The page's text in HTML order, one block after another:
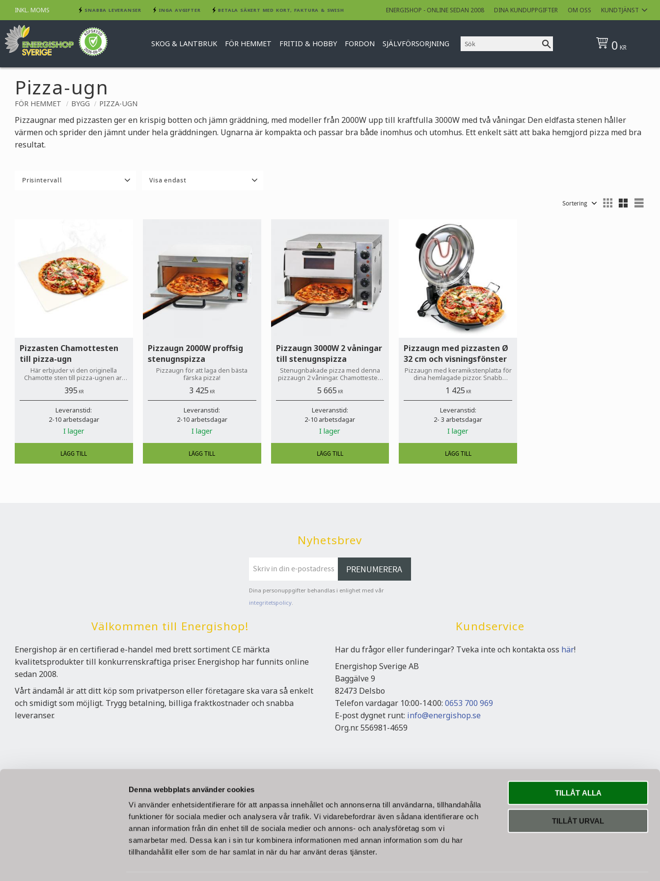
Denna webbplats använder cookies
Vi använder enhetsidentifierare för att anpassa innehållet och annonserna till användarna, tillhandahålla
funktioner för sociala medier och analysera vår trafik. Vi vidarebefordrar även sådana identifierare och
annan information från din enhet till de sociala medier och annons- och analysföretag som vi
samarbetar med. Dessa kan i sin tur kombinera informationen med annan information som du har
tillhandahållit eller som de har samlat in när du har använt deras tjänster.
TILLÅT ALLA
TILLÅT URVAL
INKL. MOMS SNABBA LEVERANSER INGA AVGIFTER BETALA SÄKERT MED KORT, FAKTURA & SWISH ENERGISHOP - ONLINE SEDAN 2008 DINA KUNDUPPGIFTER OM OSS KUNDTJÄNST
SKOG & LANTBRUK FÖR HEMMET FRITID & HOBBY FORDON SJÄLVFÖRSORJNING 0 KR
Pizza-ugn
FÖR HEMMET BYGG PIZZA-UGN
Pizzaugnar med pizzasten ger en krispig botten och jämn gräddning, med modeller från 2000W upp till kraftfulla 3000W med två våningar. Den eldfasta stenen håller
värmen och sprider den jämnt under hela gräddningen. Ugnarna är kompakta och passar bra både inomhus och utomhus. Ett enkelt sätt att baka hemgjord pizza med bra
resultat.
Prisintervall Visa endast
Pizzasten Chamottesten
till pizza-ugn
Här erbjuder vi den originella
Chamotte sten till pizza-ugnen art
395 KR
Leveranstid:
2-10 arbetsdagar
I lager
Pizzaugn 2000W proffsig
stenugnspizza
Pizzaugn för att laga den bästa
färska pizza!
3 425 KR
Leveranstid:
2-10 arbetsdagar
I lager
Pizzaugn 3000W 2 våningar
till stenugnspizza
Stenugnbakade pizza med denna
pizzaugn 2 våningar. Chamottesten
5 665 KR
Leveranstid:
2-10 arbetsdagar
I lager
Pizzaugn med pizzasten Ø
32 cm och visningsfönster
Pizzaugn med keramikstenplatta för
dina hemlagade pizzor. Snabb
trygg betalning.
1 425 KR
Leveranstid:
2- 3 arbetsdagar
I lager
Nyhetsbrev
PRENUMERERA
Dina personuppgifter behandlas i enlighet med vår
integritetspolicy
Välkommen till Energishop!
Energishop är en certifierad e-handel med brett sortiment CE märkta
kvalitetsprodukter till konkurrenskraftiga priser. Energishop har funnits online
sedan 2008.
Vårt ändamål är att ditt köp som privatperson eller företagare ska vara så enkelt
och smidigt som möjligt. Trygg betalning, billiga fraktkostnader och snabba
leveranser.
Kundservice
Har du frågor eller funderingar? Tveka inte och kontakta oss här!
Energishop Sverige AB
Baggälve 9
82473 Delsbo
Telefon vardagar 10:00-14:00: 0653 700 969
E-post dygnet runt: info@energishop.se
Org.nr. 556981-4659
Betala säkert
Betala tryggt med Svea Checkout, Swish eller bankgirot.
Frakt med
Vi väljer bästa fraktsättet till dina varor.